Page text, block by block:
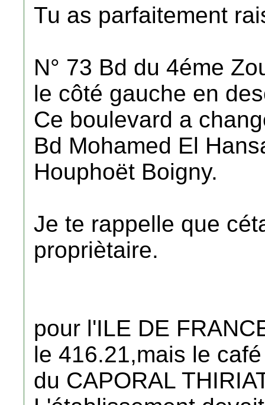
Tu as parfaitement
N° 73 Bd du 4éme
le côté gauche en
Ce boulevard a
Bd Mohamed El
Houphoët Boigny.
Je te rappelle que
propriètaire.
pour l'ILE DE
le 416.21,mais le
du CAPORAL